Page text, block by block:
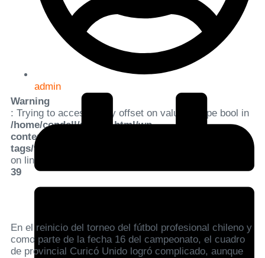
admin
Warning
: Trying to access array offset on value of type bool in
/home/condell/public_html/wp-
content/plugins/elementor-pro/modules/dynamic-
tags/tags/post-featured-image.php
on line
39
En el reinicio del torneo del fútbol profesional chileno y
como parte de la fecha 16 del campeonato, el cuadro
de provincial Curicó Unido logró complicado, aunque